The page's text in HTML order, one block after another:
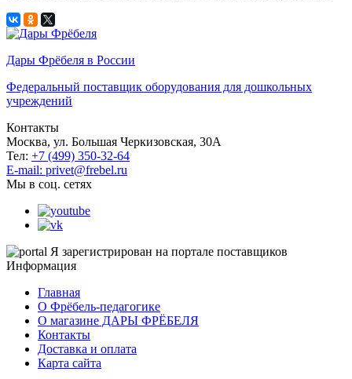
Дары Фрёбеля в России
Федеральный поставщик оборудования для дошкольных
учреждений
Контакты
Москва, ул. Большая Черкизовская, 30А
Тел: +7 (499) 350-32-64
E-mail: privet@frebel.ru
Мы в соц. сетях
Я зарегистрирован на портале поставщиков
Информация
Главная
О Фрёбель-педагогике
О магазине ДАРЫ ФРЁБЕЛЯ
Контакты
Доставка и оплата
Карта сайта